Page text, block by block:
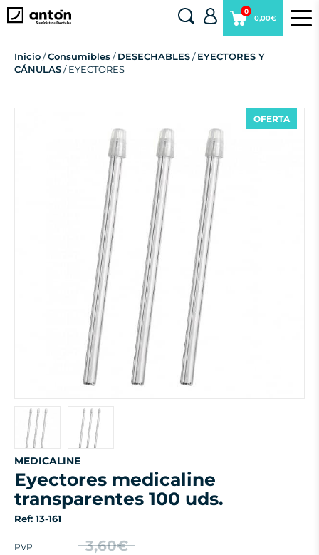
0,00€
0
Inicio/Consumibles/DESECHABLES/EYECTORES Y
CÁNULAS/ EYECTORES
OFERTA
MEDICALINE
eyectores medicaline
transparentes 100 uds.
Ref: 13-161
PVP 3,60€